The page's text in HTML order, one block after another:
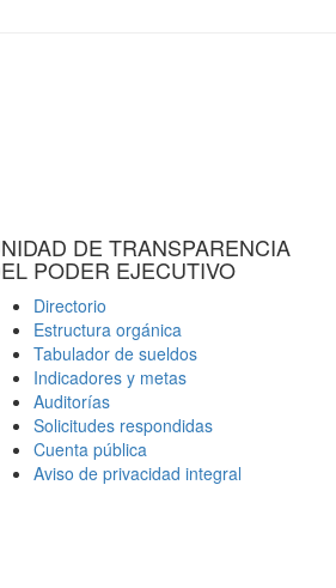
DE TRANSPARENCIA
PODER EJECUTIVO
Directorio
Estructura orgánica
Tabulador de sueldos
Indicadores y metas
Auditorías
Solicitudes respondidas
Cuenta pública
Aviso de privacidad integral